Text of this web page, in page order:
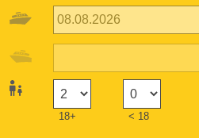
18+ < 18